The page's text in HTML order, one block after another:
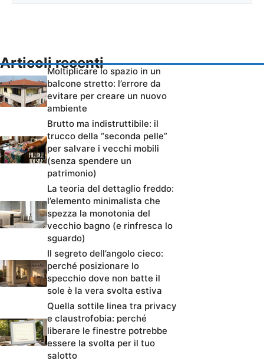
Articoli recenti
Moltiplicare lo spazio in un
balcone stretto: l’errore da
evitare per creare un nuovo
ambiente
Brutto ma indistruttibile: il
trucco della “seconda pelle”
per salvare i vecchi mobili
(senza spendere un
patrimonio)
La teoria del dettaglio freddo:
l’elemento minimalista che
spezza la monotonia del
vecchio bagno (e rinfresca lo
sguardo)
Il segreto dell’angolo cieco:
perché posizionare lo
specchio dove non batte il
sole è la vera svolta estiva
Quella sottile linea tra privacy
e claustrofobia: perché
liberare le finestre potrebbe
essere la svolta per il tuo
salotto